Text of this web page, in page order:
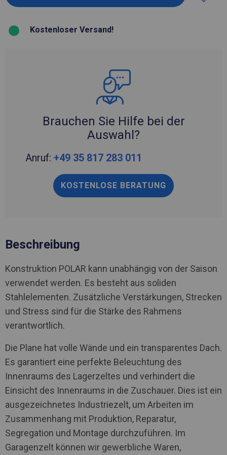
Kostenloser Versand!
Brauchen Sie Hilfe bei der
Auswahl?
Anruf: +49 35 817 283 011
KOSTENLOSE BERATUNG
Beschreibung
Konstruktion POLAR kann unabhängig von der Saison
verwendet werden. Es besteht aus soliden
Stahlelementen. Zusätzliche Verstärkungen, Strecken
und Stress sind für die Stärke des Rahmens
verantwortlich.
Die Plane hat volle Wände und ein transparentes Dach.
Es garantiert eine perfekte Beleuchtung des
Innenraums des Lagerzeltes und verhindert die
Einsicht des Innenraums in die Zuschauer. Dies ist ein
ausgezeichnetes Industriezelt, um Arbeiten im
Zusammenhang mit Produktion, Reparatur,
Segregation und Montage durchzuführen. Im
Garagenzelt können wir gewerbliche Waren,